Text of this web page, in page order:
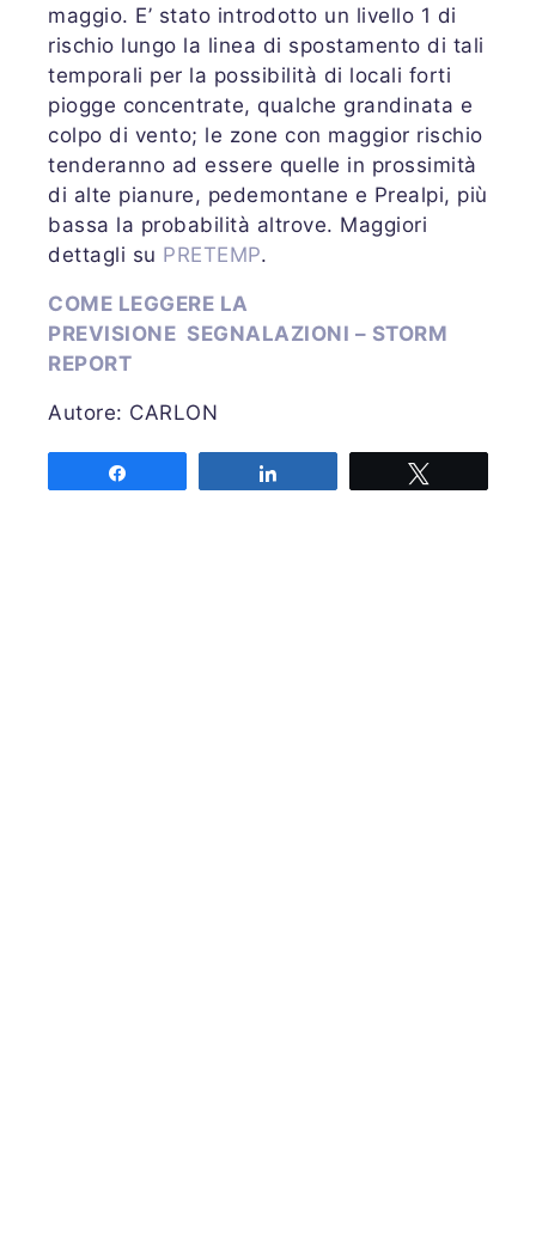
maggio. E’ stato introdotto un livello 1 di
rischio lungo la linea di spostamento di tali
temporali per la possibilità di locali forti
piogge concentrate, qualche grandinata e
colpo di vento; le zone con maggior rischio
tenderanno ad essere quelle in prossimità
di alte pianure, pedemontane e Prealpi, più
bassa la probabilità altrove. Maggiori
dettagli su PRETEMP.
COME LEGGERE LA
PREVISIONE SEGNALAZIONI – STORM
REPORT
Autore: CARLON